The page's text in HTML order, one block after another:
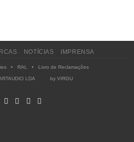
NOTÍCIAS IMPRENSA
• RAL • Livro de Reclamações
LDA by VIRGU